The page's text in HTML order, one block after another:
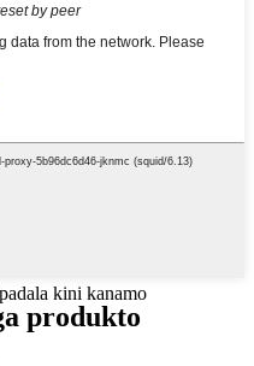
kini kanamo
produkto